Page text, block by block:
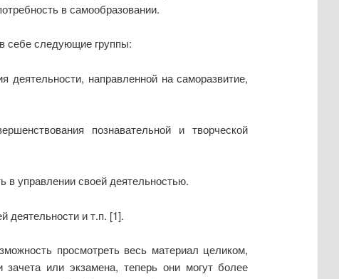
в самообразовании.
себе следующие группы:
направленной на саморазвитие,
познавательной и творческой
в управлении своей деятельностью.
деятельности и т.п. [1].
просмотреть весь материал целиком,
или экзамена, теперь они могут более